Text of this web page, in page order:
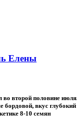
Елены
во второй половине
бордовой, вкус
8-10 семян